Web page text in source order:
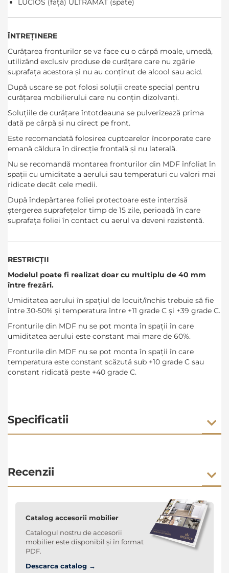
LUCIOS (față) ULTRAMAT (spate)
ÎNTREȚINERE
Curățarea fronturilor se va face cu o cârpă moale, umedă,
utilizând exclusiv produse de curățare care nu zgârie
suprafața acestora și nu au conținut de alcool sau acid.
După uscare se pot folosi soluții create special pentru
curățarea mobilierului care nu conțin dizolvanți.
Soluțiile de curățare întotdeauna se pulverizează prima
dată pe cârpă și nu direct pe front.
Este recomandată folosirea cuptoarelor încorporate care
emană căldura în direcție frontală și nu laterală.
Nu se recomandă montarea fronturilor din MDF înfoliat în
spații cu umiditate a aerului sau temperaturi cu valori mai
ridicate decât cele medii.
După îndepărtarea foliei protectoare este interzisă
ștergerea suprafețelor timp de 15 zile, perioadă în care
suprafața foliei în contact cu aerul va deveni rezistentă.
RESTRICȚII
Modelul poate fi realizat doar cu multiplu de 40 mm
între frezări.
Umiditatea aerului în spațiul de locuit/închis trebuie să fie
între 30-50% și temperatura între +11 grade C și +39 grade C.
Fronturile din MDF nu se pot monta în spații în care
umiditatea aerului este constant mai mare de 60%.
Fronturile din MDF nu se pot monta în spații în care
temperatura este constant scăzută sub +10 grade C sau
constant ridicată peste +40 grade C.
Specificatii
Recenzii
Catalog accesorii mobilier
Catalogul nostru de accesorii
mobilier este disponibil și în format
PDF.
Descarca catalog →